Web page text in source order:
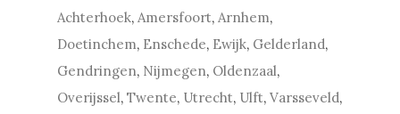
Achterhoek, Amersfoort, Arnhem,
Doetinchem, Enschede, Ewijk, Gelderland,
Gendringen, Nijmegen, Oldenzaal,
Overijssel,Twente, Utrecht, Ulft,Varsseveld,